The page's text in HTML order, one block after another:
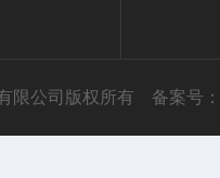
限公司版权所有 备案号